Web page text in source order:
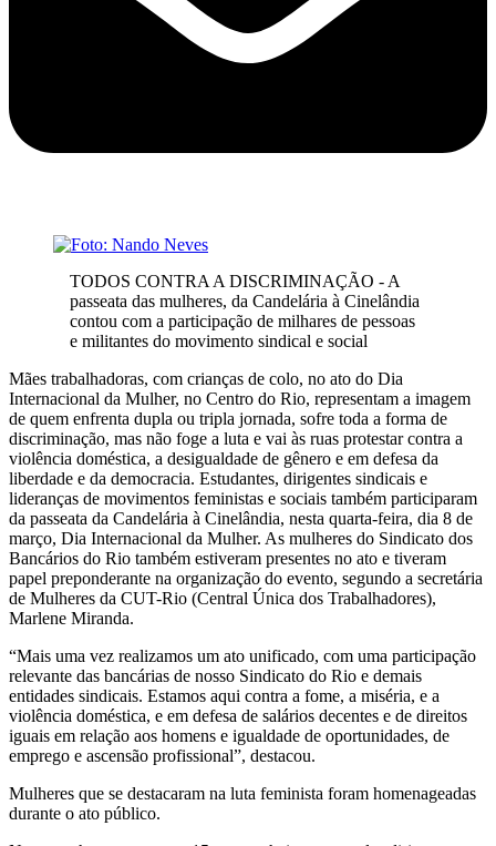
TODOS CONTRA A DISCRIMINAÇÃO - A
passeata das mulheres, da Candelária à Cinelândia
contou com a participação de milhares de pessoas
e militantes do movimento sindical e social
Mães trabalhadoras, com crianças de colo, no ato do Dia
Internacional da Mulher, no Centro do Rio, representam a imagem
de quem enfrenta dupla ou tripla jornada, sofre toda a forma de
discriminação, mas não foge a luta e vai às ruas protestar contra a
violência doméstica, a desigualdade de gênero e em defesa da
liberdade e da democracia. Estudantes, dirigentes sindicais e
lideranças de movimentos feministas e sociais também participaram
da passeata da Candelária à Cinelândia, nesta quarta-feira, dia 8 de
março, Dia Internacional da Mulher. As mulheres do Sindicato dos
Bancários do Rio também estiveram presentes no ato e tiveram
papel preponderante na organização do evento, segundo a secretária
de Mulheres da CUT-Rio (Central Única dos Trabalhadores),
Marlene Miranda.
“Mais uma vez realizamos um ato unificado, com uma participação
relevante das bancárias de nosso Sindicato do Rio e demais
entidades sindicais. Estamos aqui contra a fome, a miséria, e a
violência doméstica, e em defesa de salários decentes e de direitos
iguais em relação aos homens e igualdade de oportunidades, de
emprego e ascensão profissional”, destacou.
Mulheres que se destacaram na luta feminista foram homenageadas
durante o ato público.